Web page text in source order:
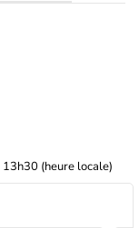
13h30 (heure locale)